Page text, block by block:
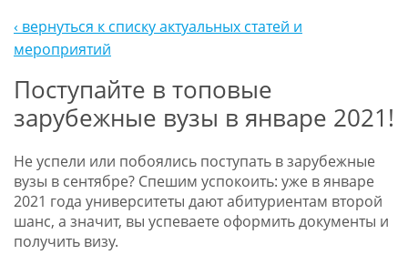
‹ вернуться к списку актуальных статей и
мероприятий
Поступайте в топовые
зарубежные вузы в январе 2021!
Не успели или побоялись поступать в зарубежные
вузы в сентябре? Спешим успокоить: уже в январе
2021 года университеты дают абитуриентам второй
шанс, а значит, вы успеваете оформить документы и
получить визу.